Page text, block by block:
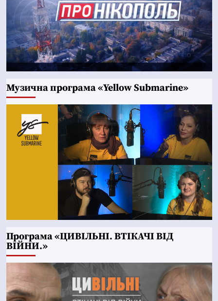
Музична програма «Yellow Submarine»
Програма «ЦИВІЛЬНІ. ВТІКАЧІ ВІД
ВІЙНИ.»